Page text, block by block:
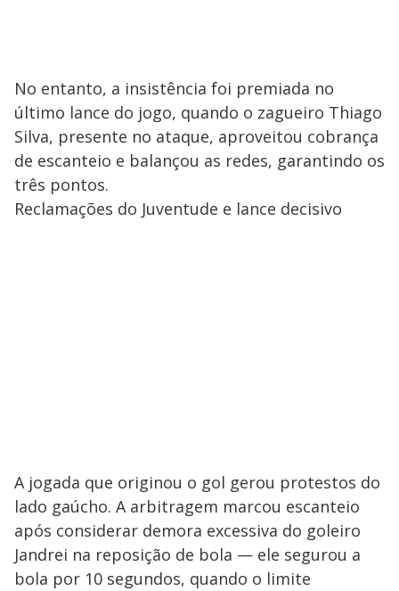
No entanto, a insistência foi premiada no
último lance do jogo, quando o zagueiro Thiago
Silva, presente no ataque, aproveitou cobrança
de escanteio e balançou as redes, garantindo os
três pontos.
Reclamações do Juventude e lance decisivo
A jogada que originou o gol gerou protestos do
lado gaúcho. A arbitragem marcou escanteio
após considerar demora excessiva do goleiro
Jandrei na reposição de bola — ele segurou a
bola por 10 segundos, quando o limite